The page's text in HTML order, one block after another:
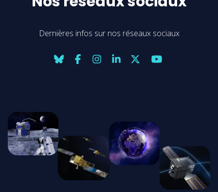
Dernières infos sur nos réseaux sociaux